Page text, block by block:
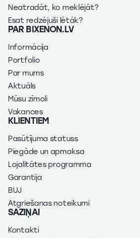
Neatradāt, ko meklējāt?
Esat redzējuši lētāk?
PAR BIXENON.LV
Informācija
Portfolio
Par mums
Aktuāls
Mūsu zīmoli
Vakances
KLIENTIEM
Pasūtījuma statuss
Piegāde un apmaksa
Lojalitātes programma
Garantija
BUJ
Atgriešanas noteikumi
SAZIŅAI
Kontakti